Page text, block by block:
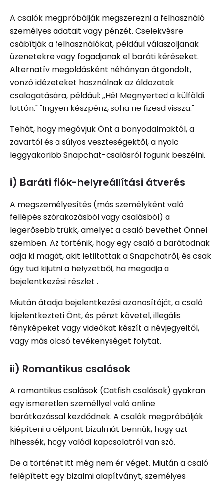
A csalók megpróbálják megszerezni a felhasználó
személyes adatait vagy pénzét. Cselekvésre
csábítják a felhasználókat, például válaszoljanak
üzenetekre vagy fogadjanak el baráti kéréseket.
Alternatív megoldásként néhányan átgondolt,
vonzó idézeteket használnak az áldozatok
csalogatására, például: „Hé! Megnyerted a külföldi
lottón." "Ingyen készpénz, soha ne fizesd vissza."
Tehát, hogy megóvjuk Önt a bonyodalmaktól, a
zavartól és a súlyos veszteségektől, a nyolc
leggyakoribb Snapchat-csalásról fogunk beszélni.
i) Baráti fiók-helyreállítási átverés
A megszemélyesítés (más személyként való
fellépés szórakozásból vagy csalásból) a
legerősebb trükk, amelyet a csaló bevethet Önnel
szemben. Az történik, hogy egy csaló a barátodnak
adja ki magát, akit letiltottak a Snapchatről, és csak
úgy tud kijutni a helyzetből, ha megadja a
bejelentkezési részlet .
Miután átadja bejelentkezési azonosítóját, a csaló
kijelentkezteti Önt, és pénzt követel, illegális
fényképeket vagy videókat készít a névjegyeitől,
vagy más olcsó tevékenységet folytat.
ii) Romantikus csalások
A romantikus csalások (Catfish csalások) gyakran
egy ismeretlen személlyel való online
barátkozással kezdődnek. A csalók megpróbálják
kiépíteni a célpont bizalmát bennük, hogy azt
hihessék, hogy valódi kapcsolatról van szó.
De a történet itt még nem ér véget. Miután a csaló
felépített egy bizalmi alapítványt, személyes